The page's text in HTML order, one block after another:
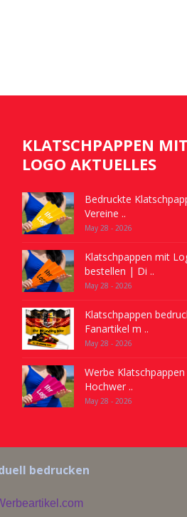
KLATSCHPAPPEN
LOGO AKTUELLES
Bedruckte
Vereine ..
May 28 - 2026
Klatschpappen mit
bestellen | Di ..
May 28 - 2026
Klatschpappen
Fanartikel m ..
May 28 - 2026
Werbe
Hochwer ..
May 28 - 2026
bedrucken